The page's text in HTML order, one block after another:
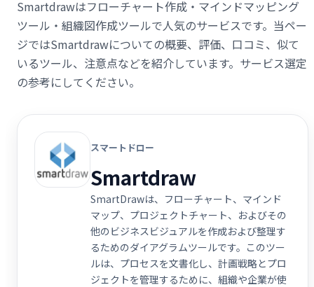
Smartdrawはフローチャート作成・マインドマッピング
ツール・組織図作成ツールで人気のサービスです。当ペー
ジではSmartdrawについての概要、評価、口コミ、似て
いるツール、注意点などを紹介しています。サービス選定
の参考にしてください。
スマートドロー
Smartdraw
SmartDrawは、フローチャート、マインド
マップ、プロジェクトチャート、およびその
他のビジネスビジュアルを作成および整理す
るためのダイアグラムツールです。このツー
ルは、プロセスを文書化し、計画戦略とプロ
ジェクトを管理するために、組織や企業が使